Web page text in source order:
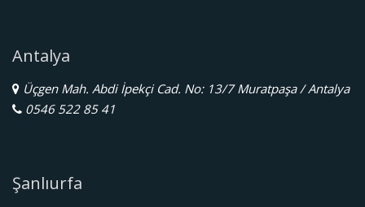
Antalya
Üçgen Mah. Abdi İpekçi Cad. No: 13/7 Muratpaşa / Antalya
0546 522 85 41
Şanlıurfa